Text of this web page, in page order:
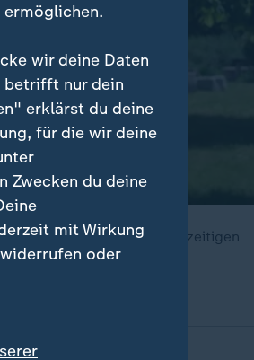
einen Tag nach dem vorzeitigen
ermöglichen.
wir deine Daten
betrifft nur dein
erklärst du deine
für die wir deine
Zwecken du deine
mit Wirkung
oder